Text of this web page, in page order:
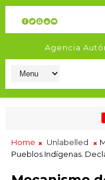
Agencia
Home Unlabelled
Pueblos Indígenas.